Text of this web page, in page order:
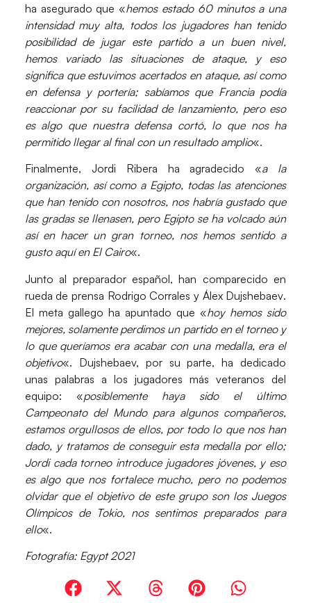
ha asegurado que «hemos estado 60 minutos a una
intensidad muy alta, todos los jugadores han tenido
posibilidad de jugar este partido a un buen nivel,
hemos variado las situaciones de ataque, y eso
significa que estuvimos acertados en ataque, así como
en defensa y portería; sabíamos que Francia podía
reaccionar por su facilidad de lanzamiento, pero eso
es algo que nuestra defensa cortó, lo que nos ha
permitido llegar al final con un resultado amplio«.
Finalmente, Jordi Ribera ha agradecido «a la
organización, así como a Egipto, todas las atenciones
que han tenido con nosotros, nos habría gustado que
las gradas se llenasen, pero Egipto se ha volcado aún
así en hacer un gran torneo, nos hemos sentido a
gusto aquí en El Cairo«.
Junto al preparador español, han comparecido en
rueda de prensa Rodrigo Corrales y Álex Dujshebaev.
El meta gallego ha apuntado que «hoy hemos sido
mejores, solamente perdimos un partido en el torneo y
lo que queríamos era acabar con una medalla, era el
objetivo«. Dujshebaev, por su parte, ha dedicado
unas palabras a los jugadores más veteranos del
equipo: «posiblemente haya sido el último
Campeonato del Mundo para algunos compañeros,
estamos orgullosos de ellos, por todo lo que nos han
dado, y tratamos de conseguir esta medalla por ello;
Jordi cada torneo introduce jugadores jóvenes, y eso
es algo que nos fortalece mucho, pero no podemos
olvidar que el objetivo de este grupo son los Juegos
Olímpicos de Tokio, nos sentimos preparados para
ello«.
Fotografía: Egypt 2021